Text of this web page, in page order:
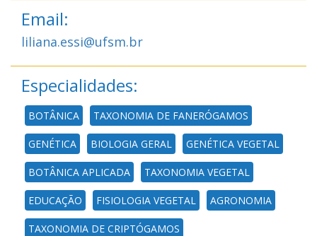
Email:
liliana.essi@ufsm.br
Especialidades:
BOTÂNICA TAXONOMIA DE FANERÓGAMOS
GENÉTICA BIOLOGIA GERAL GENÉTICA VEGETAL
BOTÂNICA APLICADA TAXONOMIA VEGETAL
EDUCAÇÃO FISIOLOGIA VEGETAL AGRONOMIA
TAXONOMIA DE CRIPTÓGAMOS